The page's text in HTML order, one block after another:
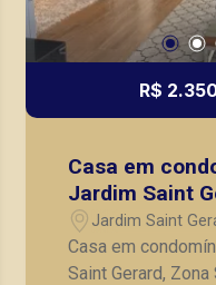
R$
Casa em
Jardim Saint
de Ribeirão
Jardim Saint
Preto/SP
Casa em
Saint Gerard,